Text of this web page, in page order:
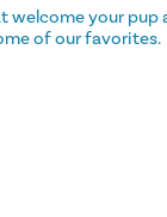
welcome your pup
of our favorites.